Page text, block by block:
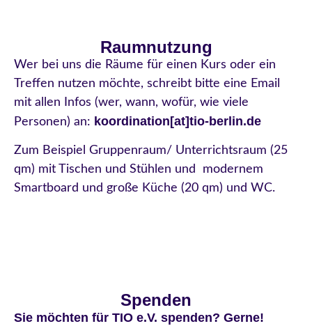
Raumnutzung
Wer bei uns die Räume für einen Kurs oder ein
Treffen nutzen möchte, schreibt bitte eine Email
mit allen Infos (wer, wann, wofür, wie viele
Personen) an: koordination[at]tio-berlin.de
Zum Beispiel Gruppenraum/ Unterrichtsraum (25
qm) mit Tischen und Stühlen und modernem
Smartboard und große Küche (20 qm) und WC.
Spenden
Sie möchten für TIO e.V. spenden? Gerne!